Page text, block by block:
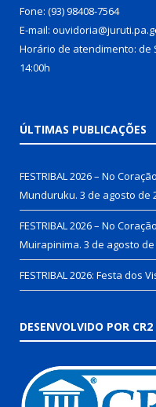
Fone: (93) 98408-7564
E-mail:
Horário de atendimento: de
14:00h
ÚLTIMAS PUBLICAÇÕES
FESTRIBAL 2026 – No
Munduruku. 3 de agosto de
FESTRIBAL 2026 – No
Muirapinima. 3 de agosto de
FESTRIBAL 2026: Festa dos
DESENVOLVIDO POR CR2